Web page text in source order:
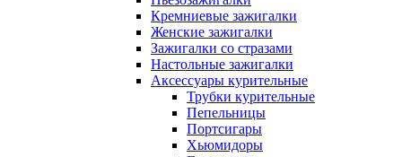
Кремниевые зажигалки
Женские зажигалки
Зажигалки со стразами
Настольные зажигалки
Аксессуары курительные
Трубки курительные
Пепельницы
Портсигары
Хьюмидоры